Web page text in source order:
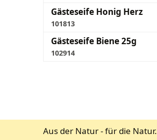
Gästeseife Honig Herz
101813
Gästeseife Biene 25g
102914
Aus der Natur - für die Natur.